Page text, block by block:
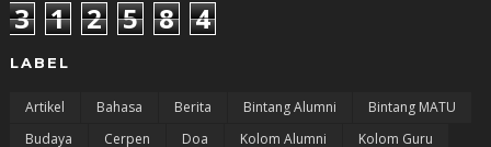
3 1 2 5 8 4
LABEL
Artikel Bahasa Berita Bintang Alumni
Bintang MATU
Budaya
Cerpen Doa Kolom Alumni
Kolom Guru